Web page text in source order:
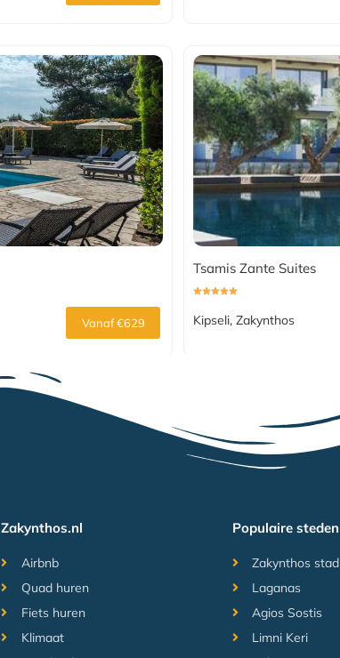
Vanaf €629
Tsamis Zante Suites
Kipseli, Zakynthos
Zakynthos.nl
Airbnb
Quad huren
Fiets huren
Klimaat
Populaire steden
Zakynthos stad
Laganas
Agios Sostis
Limni Keri